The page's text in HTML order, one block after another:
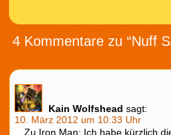
4 Kommentare zu “Nuff
Kain Wolfshead sagt:
10. März 2012 um 10:33 Uhr
Zu Iron Man: Ich habe kürzlich